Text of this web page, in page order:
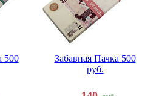
500
Забавная Пачка 500
руб.